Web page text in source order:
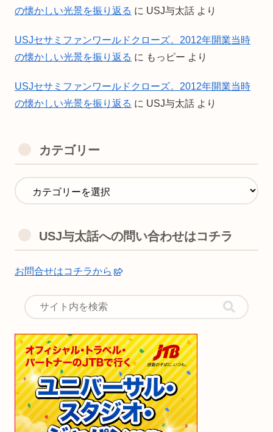
の懐かしい光景を振り返る に USJ与太話 より
USJセサミファンワールドクローズ。2012年開業当時
の懐かしい光景を振り返る に もっピー より
USJセサミファンワールドクローズ。2012年開業当時
の懐かしい光景を振り返る に USJ与太話 より
カテゴリー
USJ与太話への問い合わせはコチラ
お問合せはコチラから